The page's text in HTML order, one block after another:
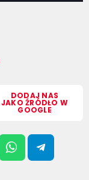
DODAJ NAS
JAKO ŹRÓDŁO W
GOOGLE